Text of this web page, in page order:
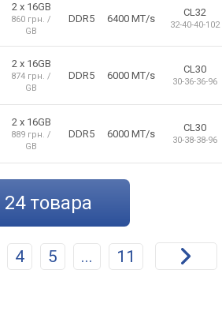
2 х 16GB
860 грн. /
GB
DDR5 6400 MT/s
CL32
32-40-40-102
2 х 16GB
874 грн. /
GB
DDR5 6000 MT/s
CL30
30-36-36-96
2 х 16GB
889 грн. /
GB
DDR5 6000 MT/s
CL30
30-38-38-96
24товара
4 5 ... 11